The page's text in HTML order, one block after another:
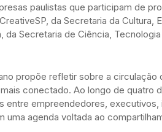
paulistas que participam de
da Secretaria da Cultura,
da Secretaria de Ciência,
propõe refletir sobre a circulação
conectado. Ao longo de quatro
empreendedores, executivos,
agenda voltada ao